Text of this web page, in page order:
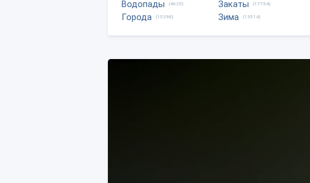
Водопады (4625)
Города (15298)
Закаты (17754)
Зима (13514)